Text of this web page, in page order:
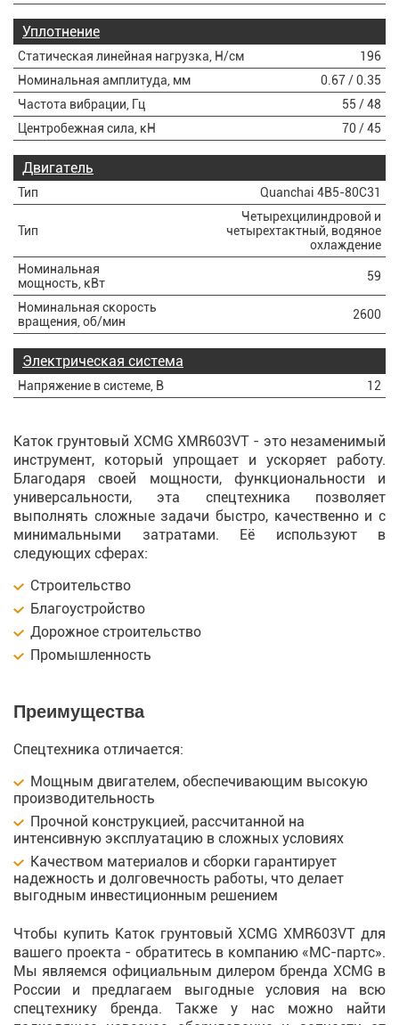
Уплотнение
Статическая линейная нагрузка, Н/см
196
Номинальная амплитуда, мм
0.67 / 0.35
Частота вибрации, Гц
55 / 48
Центробежная сила, кН
70 / 45
Двигатель
Тип Quanchai 4B5-80C31
Тип
Четырехцилиндровой и
четырехтактный, водяное
охлаждение
Номинальная
мощность, кВт
59
Номинальная скорость
вращения, об/мин
2600
Электрическая система
Напряжение в системе, В 12
Каток грунтовый XCMG XMR603VT - это незаменимый
инструмент, который упрощает и ускоряет работу.
Благодаря своей мощности, функциональности и
универсальности, эта спецтехника позволяет
выполнять сложные задачи быстро, качественно и с
минимальными затратами. Её используют в
следующих сферах:
Строительство
Благоустройство
Дорожное строительство
Промышленность
Преимущества
Спецтехника отличается:
Мощным двигателем, обеспечивающим высокую
производительность
Прочной конструкцией, рассчитанной на
интенсивную эксплуатацию в сложных условиях
Качеством материалов и сборки гарантирует
надежность и долговечность работы, что делает
выгодным инвестиционным решением
Чтобы купить Каток грунтовый XCMG XMR603VT для
вашего проекта - обратитесь в компанию «МС-партс».
Мы являемся официальным дилером бренда XCMG в
России и предлагаем выгодные условия на всю
спецтехнику бренда. Также у нас можно найти